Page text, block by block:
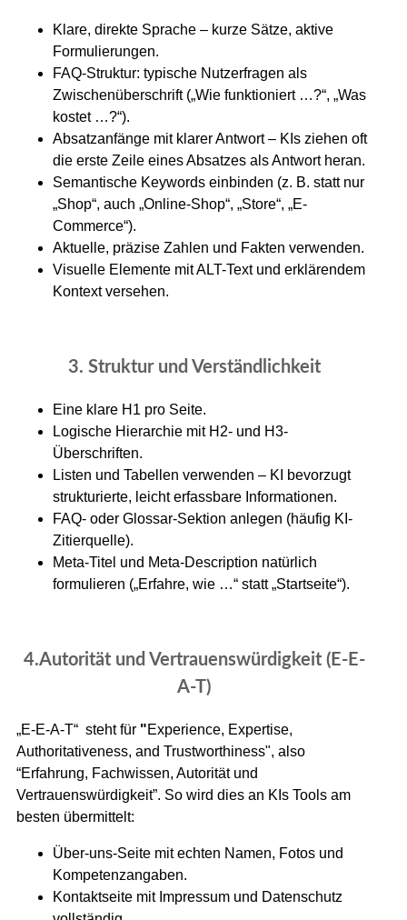
Klare, direkte Sprache – kurze Sätze, aktive
Formulierungen.
FAQ-Struktur: typische Nutzerfragen als
Zwischenüberschrift („Wie funktioniert …?“, „Was
kostet …?“).
Absatzanfänge mit klarer Antwort – KIs ziehen oft
die erste Zeile eines Absatzes als Antwort heran.
Semantische Keywords einbinden (z. B. statt nur
„Shop“, auch „Online-Shop“, „Store“, „E-
Commerce“).
Aktuelle, präzise Zahlen und Fakten verwenden.
Visuelle Elemente mit ALT-Text und erklärendem
Kontext versehen.
3. Struktur und Verständlichkeit
Eine klare H1 pro Seite.
Logische Hierarchie mit H2- und H3-
Überschriften.
Listen und Tabellen verwenden – KI bevorzugt
strukturierte, leicht erfassbare Informationen.
FAQ- oder Glossar-Sektion anlegen (häufig KI-
Zitierquelle).
Meta-Titel und Meta-Description natürlich
formulieren („Erfahre, wie …“ statt „Startseite“).
4.Autorität und Vertrauenswürdigkeit (E-E-
A-T)
„E-E-A-T“ steht für "Experience, Expertise,
Authoritativeness, and Trustworthiness", also
“Erfahrung, Fachwissen, Autorität und
Vertrauenswürdigkeit”. So wird dies an KIs Tools am
besten übermittelt:
Über-uns-Seite mit echten Namen, Fotos und
Kompetenzangaben.
Kontaktseite mit Impressum und Datenschutz